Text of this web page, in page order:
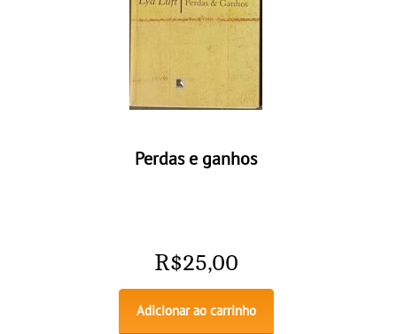
Perdas e ganhos
R$25,00
Adicionar ao carrinho